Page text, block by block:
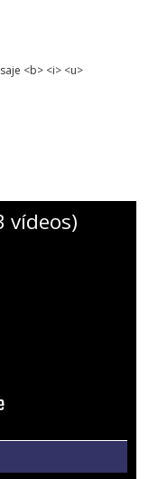
<b> <i> <u>
vídeos)